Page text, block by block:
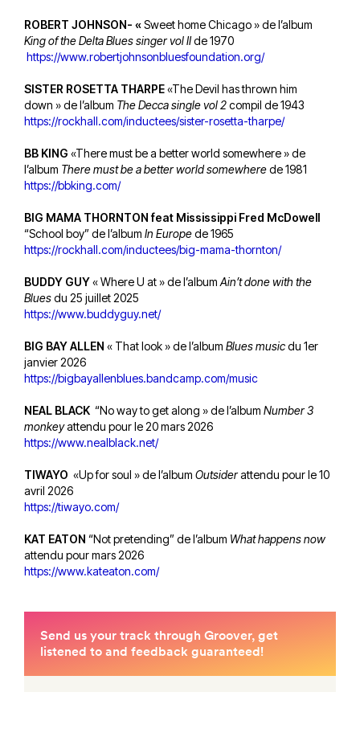
ROBERT JOHNSON- «Sweet home Chicago » de l’album
King of the Delta Blues singer vol IIde 1970
https://www.robertjohnsonbluesfoundation.org/
SISTER ROSETTA THARPE«The Devil has thrown him
down » de l’album The Decca single vol 2compil de 1943
https://rockhall.com/inductees/sister-rosetta-tharpe/
BB KING «There must be a better world somewhere » de
l’album There must be a better world somewherede 1981
https://bbking.com/
BIG MAMA THORNTON feat Mississippi Fred McDowell
“School boy” de l’album In Europede 1965
https://rockhall.com/inductees/big-mama-thornton/
BUDDY GUY« Where U at » de l’album Ain’t done with the
Bluesdu 25 juillet 2025
https://www.buddyguy.net/
BIG BAY ALLEN « That look » de l’album Blues musicdu 1er
janvier 2026
https://bigbayallenblues.bandcamp.com/music
NEAL BLACK “No way to get along » de l’album Number 3
monkeyattendu pour le 20 mars 2026
https://www.nealblack.net/
TIWAYO «Up for soul » de l’album Outsiderattendu pour le 10
avril 2026
https://tiwayo.com/
KAT EATON “Not pretending” de l’album What happens now
attendu pour mars 2026
https://www.kateaton.com/